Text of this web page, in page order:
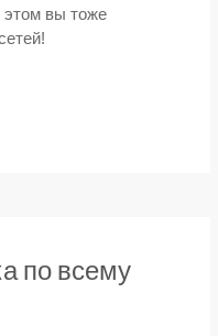
вы тоже
по всему